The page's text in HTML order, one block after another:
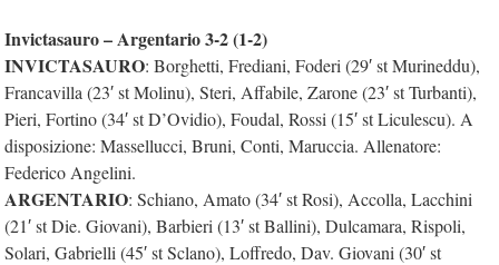
Invictasauro – Argentario 3-2 (1-2)
INVICTASAURO: Borghetti, Frediani, Foderi (29′ st Murineddu),
Francavilla (23′ st Molinu), Steri, Affabile, Zarone (23′ st Turbanti),
Pieri, Fortino (34′ st D’Ovidio), Foudal, Rossi (15′ st Liculescu). A
disposizione: Massellucci, Bruni, Conti, Maruccia. Allenatore:
Federico Angelini.
ARGENTARIO: Schiano, Amato (34′ st Rosi), Accolla, Lacchini
(21′ st Die. Giovani), Barbieri (13′ st Ballini), Dulcamara, Rispoli,
Solari, Gabrielli (45′ st Sclano), Loffredo, Dav. Giovani (30′ st